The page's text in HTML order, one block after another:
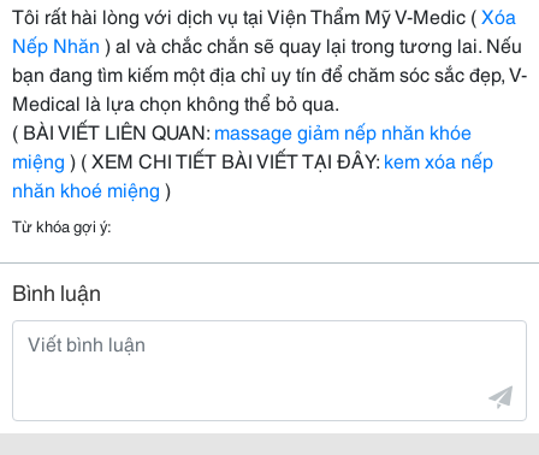
Tôi rất hài lòng với dịch vụ tại Viện Thẩm Mỹ V-Medic (Xóa
Nếp Nhăn ) al và chắc chắn sẽ quay lại trong tương lai. Nếu
bạn đang tìm kiếm một địa chỉ uy tín để chăm sóc sắc đẹp, V-
Medical là lựa chọn không thể bỏ qua.
( BÀI VIẾT LIÊN QUAN: massage giảm nếp nhăn khóe
miệng ) ( XEM CHI TIẾT BÀI VIẾT TẠI ĐÂY: kem xóa nếp
nhăn khoé miệng )
Từ khóa gợi ý:
Bình luận